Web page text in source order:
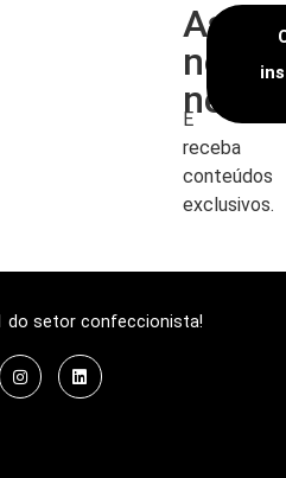
nossa
E
receba
conteúdos
exclusivos.
do setor confeccionista!